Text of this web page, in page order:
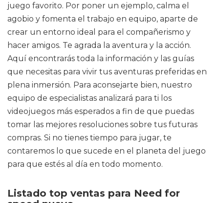
juego favorito. Por poner un ejemplo, calma el
agobio y fomenta el trabajo en equipo, aparte de
crear un entorno ideal para el compañerismo y
hacer amigos. Te agrada la aventura y la acción.
Aquí encontrarás toda la información y las guías
que necesitas para vivir tus aventuras preferidas en
plena inmersión. Para aconsejarte bien, nuestro
equipo de especialistas analizará para ti los
videojuegos más esperados a fin de que puedas
tomar las mejores resoluciones sobre tus futuras
compras. Si no tienes tiempo para jugar, te
contaremos lo que sucede en el planeta del juego
para que estés al día en todo momento.
Listado top ventas para Need for